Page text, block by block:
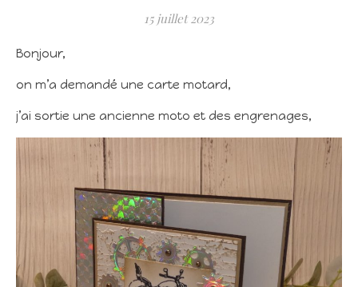
15 juillet 2023
Bonjour,
on m’a demandé une carte motard,
j’ai sortie une ancienne moto et des engrenages,